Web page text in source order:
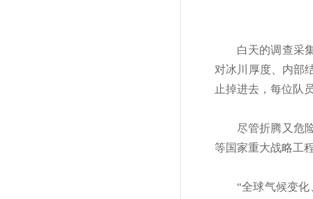
白天的调查采
对冰川厚度、内部
止掉进去，每位队
尽管折腾又危
等国家重大战略工
“全球气候变